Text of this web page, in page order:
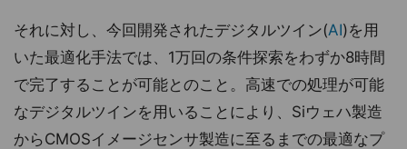
それに対し、今回開発されたデジタルツイン(AI)を用
いた最適化手法では、1万回の条件探索をわずか8時間
で完了することが可能とのこと。高速での処理が可能
なデジタルツインを用いることにより、Siウェハ製造
からCMOSイメージセンサ製造に至るまでの最適なプ